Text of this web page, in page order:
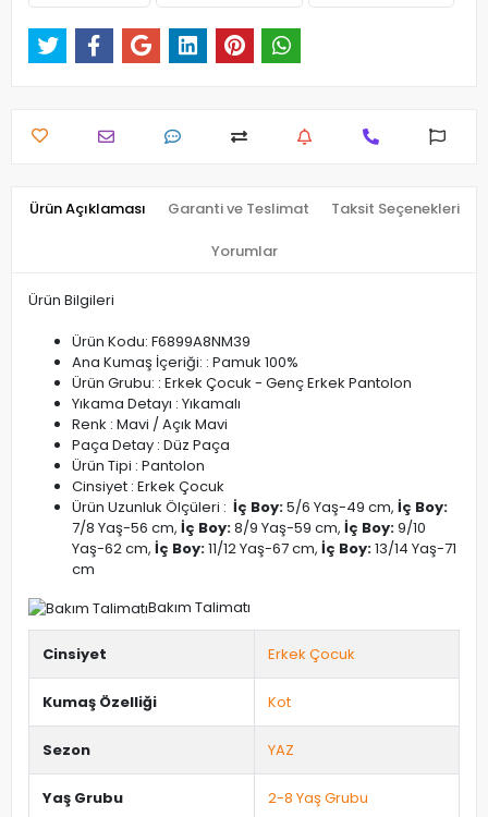
Ürün Açıklaması Garanti ve Teslimat Taksit Seçenekleri
Yorumlar
Ürün Bilgileri
Ürün Kodu: F6899A8NM39
Ana Kumaş İçeriği: : Pamuk 100%
Ürün Grubu: : Erkek Çocuk - Genç Erkek Pantolon
Yıkama Detayı : Yıkamalı
Renk : Mavi / Açık Mavi
Paça Detay : Düz Paça
Ürün Tipi : Pantolon
Cinsiyet : Erkek Çocuk
Ürün Uzunluk Ölçüleri : İç Boy:5/6 Yaş-49 cm, İç Boy:
7/8 Yaş-56 cm, İç Boy:8/9 Yaş-59 cm, İç Boy:9/10
Yaş-62 cm, İç Boy:11/12 Yaş-67 cm, İç Boy:13/14 Yaş-71
cm
Bakım Talimatı
Cinsiyet Erkek Çocuk
Kumaş Özelliği Kot
Sezon YAZ
Yaş Grubu 2-8 Yaş Grubu